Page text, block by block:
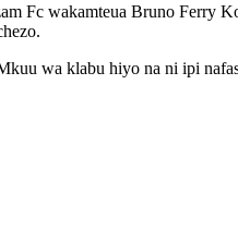
Fc wakamteua Bruno Ferry
wa klabu hiyo na ni ipi